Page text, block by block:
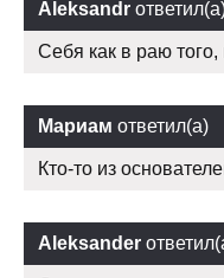
Aleksandr
Себя как в раю того,
Мариам ответил(а)
Кто-то из
Aleksander